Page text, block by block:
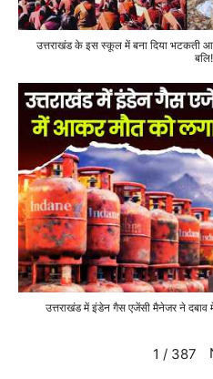
उत्तराखंड के इस स्कूल में बना दिया भटकती
बलि!
उत्तराखंड में इंडेन गैस एजेंसी मैनेजर ने
1 / 387